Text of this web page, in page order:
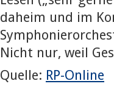
daheim und im
Nicht nur, weil
Quelle: RP-Online